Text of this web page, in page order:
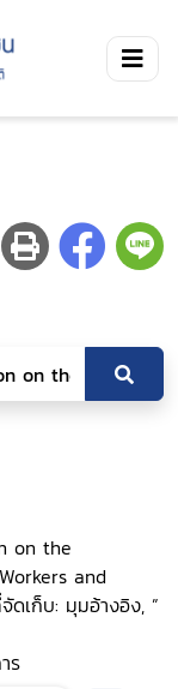
on the
and
ดเก็บ: มุมอ้างอิง, ”
ร